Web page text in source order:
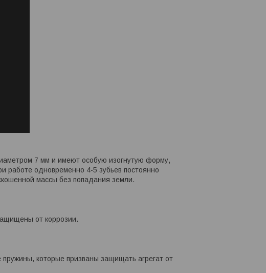
7 мм и имеют особую изогнутую форму,
работе одновременно 4-5 зубьев постоянно
массы без попадания земли.
от коррозии.
которые призваны защищать агрегат от